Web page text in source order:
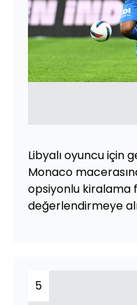
Libyalı oyuncu için
Monaco
opsiyonlu kiralama
değerlendirmeye
5